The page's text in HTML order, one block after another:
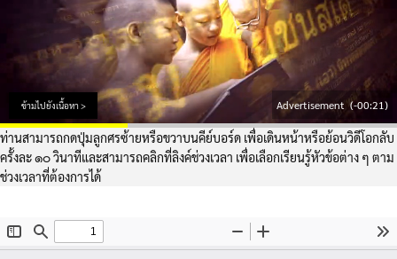
ข้ามไปยังเนื้อหา > Advertisement (-00:20)
ท่านสามารถกดปุ่มลูกศรซ้ายหรือขวาบนคีย์บอร์ด เพื่อเดินหน้าหรือย้อนวิดีโอกลับ
ครั้งละ ๑๐ วินาทีและสามารถคลิกที่ลิงค์ช่วงเวลา เพื่อเลือกเรียนรู้หัวข้อต่าง ๆ ตาม
ช่วงเวลาที่ต้องการได้